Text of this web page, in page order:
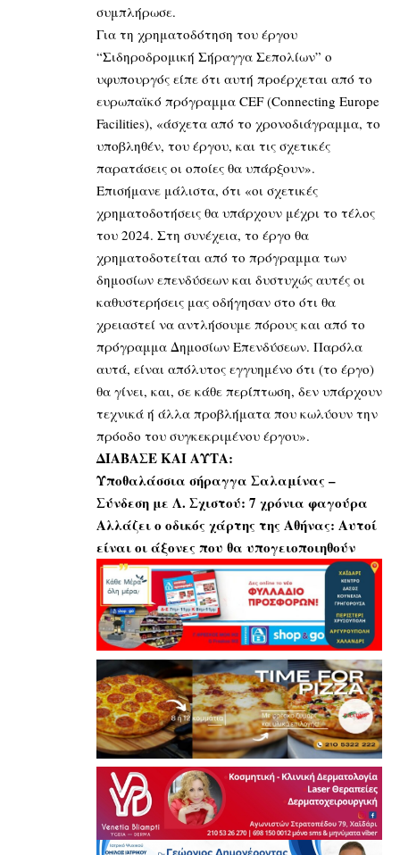
συμπλήρωσε.
Για τη χρηματοδότηση του έργου
“Σιδηροδρομική Σήραγγα Σεπολίων” ο
υφυπουργός είπε ότι αυτή προέρχεται από το
ευρωπαϊκό πρόγραμμα CEF (Connecting Europe
Facilities), «άσχετα από το χρονοδιάγραμμα, το
υποβληθέν, του έργου, και τις σχετικές
παρατάσεις οι οποίες θα υπάρξουν».
Επισήμανε μάλιστα, ότι «οι σχετικές
χρηματοδοτήσεις θα υπάρχουν μέχρι το τέλος
του 2024. Στη συνέχεια, το έργο θα
χρηματοδοτείται από το πρόγραμμα των
δημοσίων επενδύσεων και δυστυχώς αυτές οι
καθυστερήσεις μας οδήγησαν στο ότι θα
χρειαστεί να αντλήσουμε πόρους και από το
πρόγραμμα Δημοσίων Επενδύσεων. Παρόλα
αυτά, είναι απόλυτος εγγυημένο ότι (το έργο)
θα γίνει, και, σε κάθε περίπτωση, δεν υπάρχουν
τεχνικά ή άλλα προβλήματα που κωλύουν την
πρόοδο του συγκεκριμένου έργου».
ΔΙΑΒΑΣΕ ΚΑΙ ΑΥΤΑ:
Υποθαλάσσια σήραγγα Σαλαμίνας –
Σύνδεση με Λ. Σχιστού: 7 χρόνια φαγούρα
Αλλάζει ο οδικός χάρτης της Αθήνας: Αυτοί
είναι οι άξονες που θα υπογειοποιηθούν